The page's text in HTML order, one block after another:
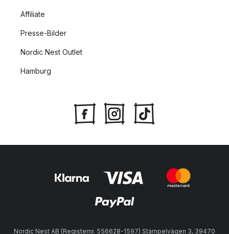
Affiliate
Presse-Bilder
Nordic Nest Outlet
Hamburg
Nordic Nest AB (Registernr. 556628-1597) Stämpelvägen 3, 39470